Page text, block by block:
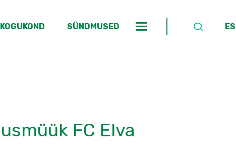
KOGUKOND SÜNDMUSED
FC Elva